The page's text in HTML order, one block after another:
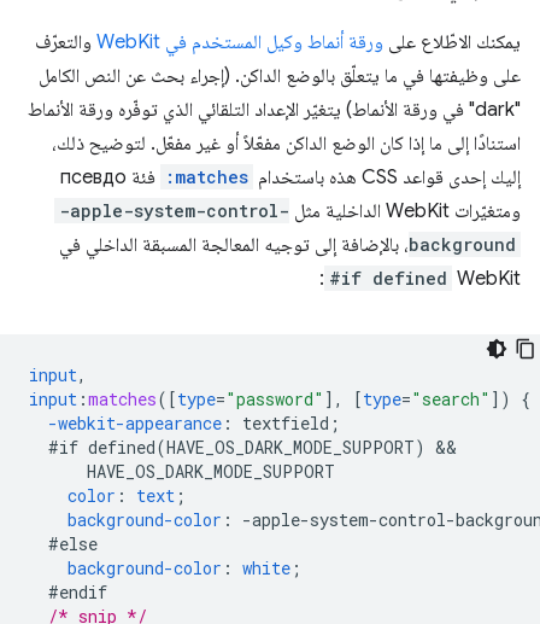
يمكنك الاطّلاع على ورقة أنماط وكيل المستخدم في WebKit
والتعرّف
على وظيفتها في ما يتعلّق بالوضع الداكن. (إجراء بحث عن النص الكامل
"dark" في ورقة الأنماط) يتغيّر الإعداد التلقائي الذي توفّره ورقة الأنماط
استنادًا إلى ما إذا كان الوضع الداكن مفعّلاً أو غير مفعّل. لتوضيح ذلك،
إليك إحدى قواعد CSS هذه باستخدام
:matches
فئة псевдо
ومتغيّرات WebKit الداخلية مثل
-apple-system-control-
background، بالإضافة إلى توجيه المعالجة المسبقة الداخلي في
WebKit
#if defined
:
input,
input :matches([type="password" ], [type="search" ])
{
-webkit-appearance : textfield ;
#if defined(HAVE_OS_DARK_MODE_SUPPORT)
HAVE_OS_DARK_MODE_SUPPORT
color : text ;
background-color : -apple-system-control-
#else
background-color : white ;
#endif
/* snip */